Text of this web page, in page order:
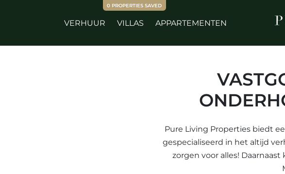
VERHUUR VILLAS APPARTEMENTEN
0 PROPERTIES SAVED
Pure Living Properties biedt
gespecialiseerd in het altijd
zorgen voor alles!